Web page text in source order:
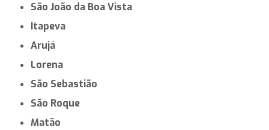
São João da Boa Vista
Itapeva
Arujá
Lorena
São Sebastião
São Roque
Matão